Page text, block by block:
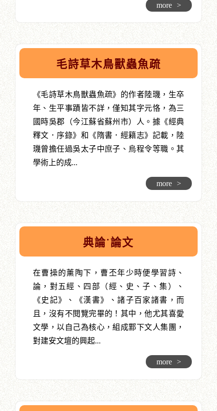
more >
毛詩草木鳥獸蟲魚疏
《毛詩草木鳥獸蟲魚疏》的作者陸璣，生卒
年、生平事蹟皆不詳，僅知其字元恪，為三
國時吳郡（今江蘇省蘇州市）人。據《經典
釋文．序錄》和《隋書．經籍志》記載，陸
璣曾擔任過吳太子中庶子、烏程令等職。其
學術上的成...
more >
典論˙論文
在曹操的薰陶下，曹丕年少時便學習詩、
論，對五經、四部（經、史、子、集）、
《史記》、《漢書》、諸子百家諸書，而
且，沒有不閱覽完畢的！其中，他尤其喜愛
文學，以自己為核心，組成鄴下文人集團，
對建安文壇的興起...
more >